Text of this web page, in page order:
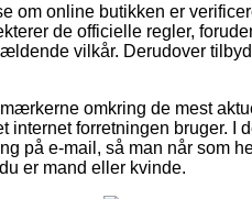
om online butikken er
de officielle regler,
vilkår. Derudover
omkring de mest
internet forretningen bruger. I
på e-mail, så man når som
er mand eller kvinde.